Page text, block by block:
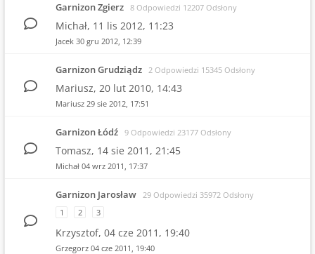
Garnizon Zgierz 8 Odpowiedzi 12207 Odsłony
Michał, 11 lis 2012, 11:23
Jacek 30 gru 2012, 12:39
Garnizon Grudziądz 2 Odpowiedzi 15345 Odsłony
Mariusz, 20 lut 2010, 14:43
Mariusz 29 sie 2012, 17:51
Garnizon Łódź 9 Odpowiedzi 23177 Odsłony
Tomasz, 14 sie 2011, 21:45
Michał 04 wrz 2011, 17:37
Garnizon Jarosław 29 Odpowiedzi 35972 Odsłony
1
2 3
Krzysztof, 04 cze 2011, 19:40
Grzegorz 04 cze 2011, 19:40